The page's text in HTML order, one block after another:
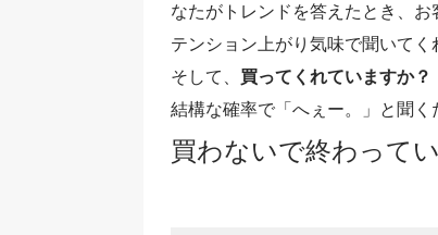
なたがトレンドを答えたとき、お
テンション上がり気味で聞いてく
そして、 買ってくれていますか？
結構な確率で「へぇー。」と聞く
買わないで終わって